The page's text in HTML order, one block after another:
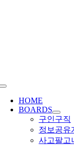
Toggle
Navigation
HOME
BOARDS
구인구직
정보공유
사고팔고